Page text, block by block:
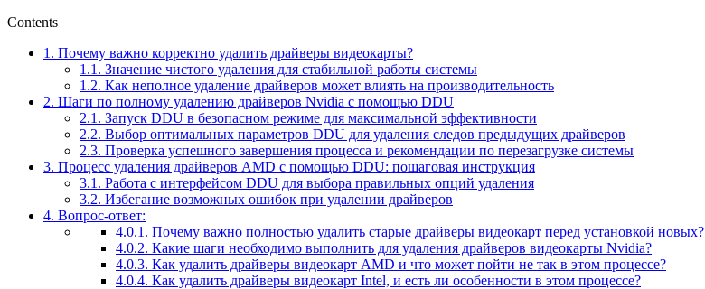
Contents
1. Почему важно корректно удалить драйверы видеокарты?
1.1. Значение чистого удаления для стабильной работы системы
1.2. Как неполное удаление драйверов может влиять на производительность
2. Шаги по полному удалению драйверов Nvidia с помощью DDU
2.1. Запуск DDU в безопасном режиме для максимальной эффективности
2.2. Выбор оптимальных параметров DDU для удаления следов предыдущих драйверов
2.3. Проверка успешного завершения процесса и рекомендации по перезагрузке системы
3. Процесс удаления драйверов AMD с помощью DDU: пошаговая инструкция
3.1. Работа с интерфейсом DDU для выбора правильных опций удаления
3.2. Избегание возможных ошибок при удалении драйверов
4. Вопрос-ответ:
4.0.1. Почему важно полностью удалить старые драйверы видеокарт перед установкой новых?
4.0.2. Какие шаги необходимо выполнить для удаления драйверов видеокарты Nvidia?
4.0.3. Как удалить драйверы видеокарт AMD и что может пойти не так в этом процессе?
4.0.4. Как удалить драйверы видеокарт Intel, и есть ли особенности в этом процессе?